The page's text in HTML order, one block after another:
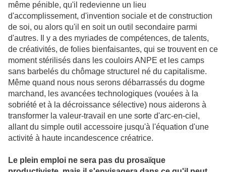
même pénible, qu'il redevienne un lieu
d'accomplissement, d'invention sociale et de construction
de soi, ou alors qu'il en soit un outil secondaire parmi
d'autres. Il y a des myriades de compétences, de talents,
de créativités, de folies bienfaisantes, qui se trouvent en ce
moment stérilisés dans les couloirs ANPE et les camps
sans barbelés du chômage structurel né du capitalisme.
Même quand nous nous serons débarrassés du dogme
marchand, les avancées technologiques (vouées à la
sobriété et à la décroissance sélective) nous aiderons à
transformer la valeur-travail en une sorte d'arc-en-ciel,
allant du simple outil accessoire jusqu'à l'équation d'une
activité à haute incandescence créatrice.
Le plein emploi ne sera pas du prosaïque